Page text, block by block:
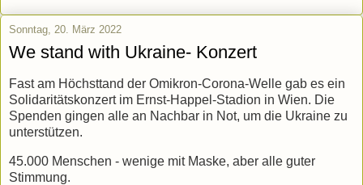
Sonntag, 20. März 2022
We stand with Ukraine- Konzert
Fast am Höchsttand der Omikron-Corona-Welle gab es ein
Solidaritätskonzert im Ernst-Happel-Stadion in Wien. Die
Spenden gingen alle an Nachbar in Not, um die Ukraine zu
unterstützen.
45.000 Menschen - wenige mit Maske, aber alle guter
Stimmung.